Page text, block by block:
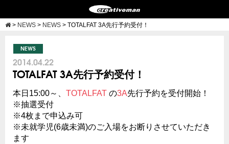
> NEWS > NEWS > TOTALFAT 3A先行予約受付！
NEWS
2014.04.22
TOTALFAT 3A先行予約受付！
本日15:00～、 TOTALFAT の3A先行予約を受付開始！
※抽選受付
※4枚まで申込み可
※未就学児(6歳未満)のご入場をお断りさせていただき
ます